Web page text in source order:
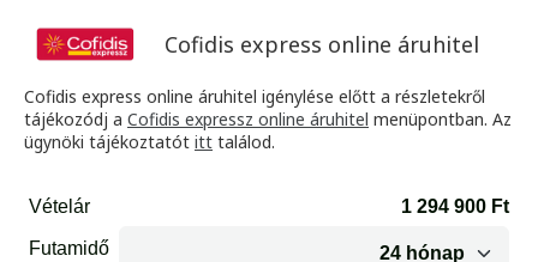
Cofidis express online áruhitel
Cofidis express online áruhitel igénylése előtt a részletekről
tájékozódj a Cofidis expressz online áruhitel menüpontban. Az
ügynöki tájékoztatót itt találod.